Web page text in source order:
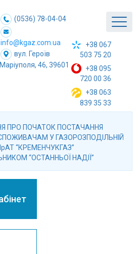
(0536) 78-04-04
info@kgaz.com.ua
вул. Героїв
Маріуполя, 46, 39601
+38 067
503 75 20
+38 095
720 00 36
+38 063
839 35 33
ПРО ПОЧАТОК ПОСТАЧАННЯ
У ГАЗОРОЗПОДІЛЬНІЙ
“КРЕМЕНЧУКГАЗ”
“ОСТАННЬОЇ НАДІЇ”